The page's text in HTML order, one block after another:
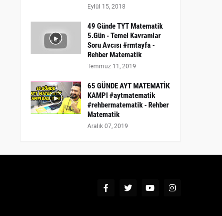
Eylül 15, 2018
49 Günde TYT Matematik
5.Gün - Temel Kavramlar
Soru Avcısı #rmtayfa -
Rehber Matematik
Temmuz 11, 2019
65 GÜNDE AYT MATEMATİK
KAMPI #aytmatematik
#rehbermatematik - Rehber
Matematik
Aralık 07, 2019